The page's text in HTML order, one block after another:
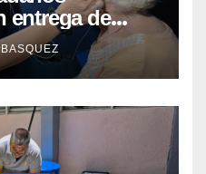
entrega de
el Centro de
Arvelo